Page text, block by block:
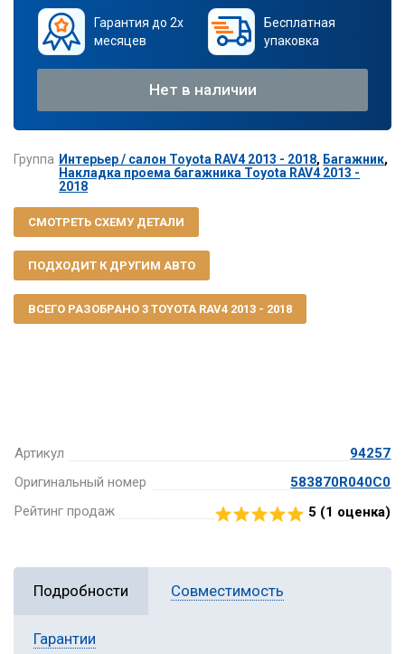
Артикул
94257
Оригинальный номер
583870R040C0
Рейтинг продаж
5 (1 оценка)
Гарантия до 2х
месяцев
Бесплатная
упаковка
Нет в наличии
Группа Интерьер / салон Toyota RAV4 2013 - 2018, Багажник,
Накладка проема багажника Toyota RAV4 2013 -
2018
СМОТРЕТЬ СХЕМУ ДЕТАЛИ
ПОДХОДИТ К ДРУГИМ АВТО
ВСЕГО РАЗОБРАНО 3 TOYOTA RAV4 2013 - 2018
Подробности Совместимость
Гарантии